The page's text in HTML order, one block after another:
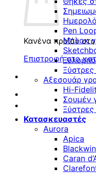
Κανένα προϊόν
Επιστροφή στο
Pen
Μπλοκ
Αξεσουάρ
Hi-
Σουμέν
Ξύστρες
Κατασκευαστές
Aurora
Apica
Caran